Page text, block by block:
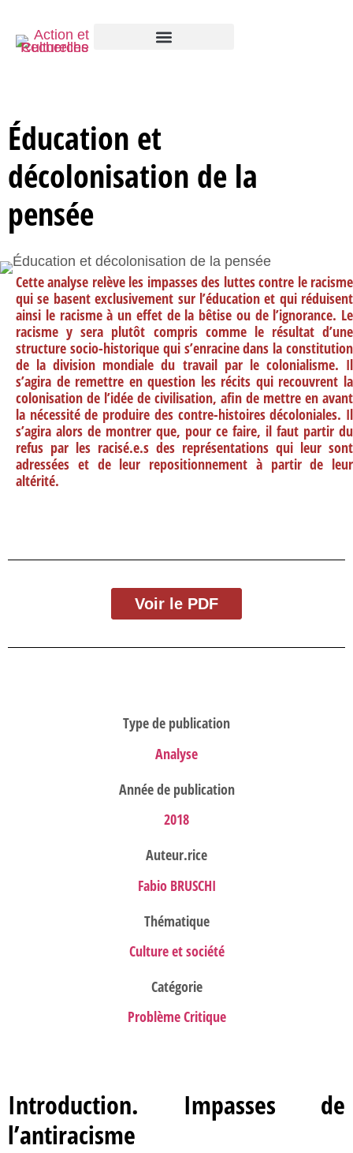
Éducation et
décolonisation de la
pensée
Cette analyse relève les impasses des luttes contre le racisme
qui se basent exclusivement sur l’éducation et qui réduisent
ainsi le racisme à un effet de la bêtise ou de l’ignorance. Le
racisme y sera plutôt compris comme le résultat d’une
structure socio-historique qui s’enracine dans la constitution
de la division mondiale du travail par le colonialisme. Il
s’agira de remettre en question les récits qui recouvrent la
colonisation de l’idée de civilisation, afin de mettre en avant
la nécessité de produire des contre-histoires décoloniales. Il
s’agira alors de montrer que, pour ce faire, il faut partir du
refus par les racisé.e.s des représentations qui leur sont
adressées et de leur repositionnement à partir de leur
altérité.
Voir le PDF
Type de publication
Analyse
Année de publication
2018
Auteur.rice
Fabio BRUSCHI
Thématique
Culture et société
Catégorie
Problème Critique
Introduction. Impasses de
l’antiracisme